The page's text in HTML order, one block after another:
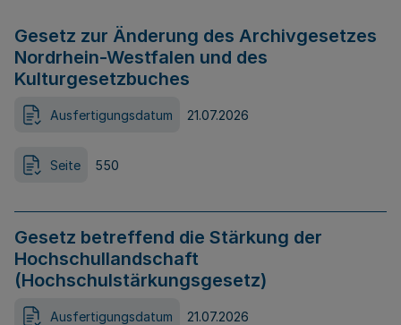
Gesetz zur Änderung des Archivgesetzes
Nordrhein-Westfalen und des
Kulturgesetzbuches
Ausfertigungsdatum 21.07.2026
Seite 550
Gesetz betreffend die Stärkung der
Hochschullandschaft
(Hochschulstärkungsgesetz)
Ausfertigungsdatum 21.07.2026